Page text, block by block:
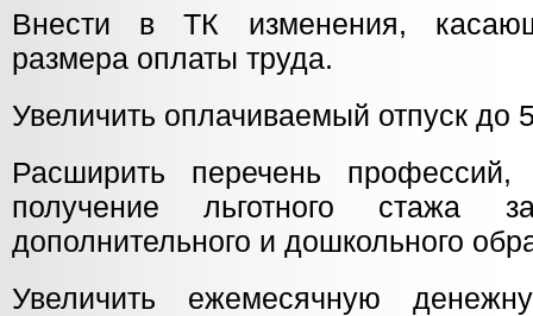
Внести в ТК изменения,
размера оплаты труда.
Увеличить оплачиваемый отпуск до
Расширить перечень
получение льготного стажа
дополнительного и дошкольного
Увеличить ежемесячную